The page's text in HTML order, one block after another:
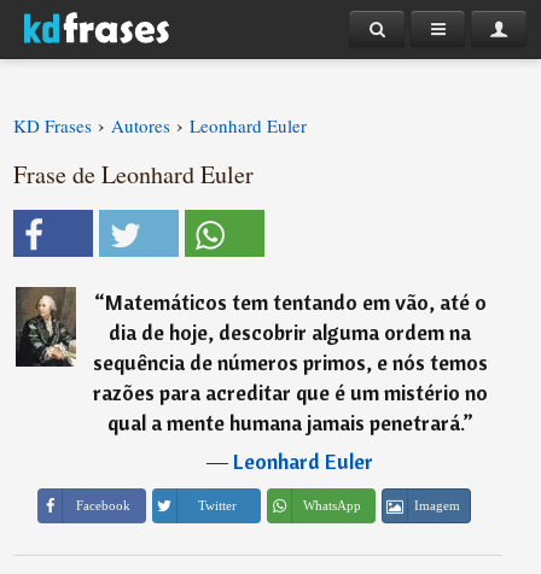
KD Frases › Autores › Leonhard Euler
Frase de Leonhard Euler
“Matemáticos tem tentando em vão, até o
dia de hoje, descobrir alguma ordem na
sequência de números primos, e nós temos
razões para acreditar que é um mistério no
qual a mente humana jamais penetrará.”
―Leonhard Euler
Facebook Twitter WhatsApp Imagem